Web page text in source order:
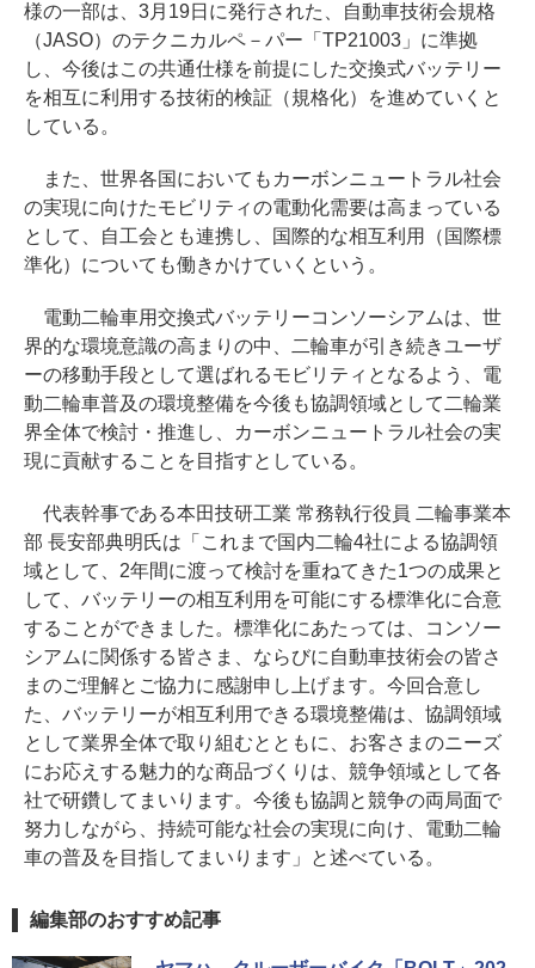
様の一部は、3月19日に発行された、自動車技術会規格
（JASO）のテクニカルペ－パー「TP21003」に準拠
し、今後はこの共通仕様を前提にした交換式バッテリー
を相互に利用する技術的検証（規格化）を進めていくと
している。
また、世界各国においてもカーボンニュートラル社会
の実現に向けたモビリティの電動化需要は高まっている
として、自工会とも連携し、国際的な相互利用（国際標
準化）についても働きかけていくという。
電動二輪車用交換式バッテリーコンソーシアムは、世
界的な環境意識の高まりの中、二輪車が引き続きユーザ
ーの移動手段として選ばれるモビリティとなるよう、電
動二輪車普及の環境整備を今後も協調領域として二輪業
界全体で検討・推進し、カーボンニュートラル社会の実
現に貢献することを目指すとしている。
代表幹事である本田技研工業 常務執行役員 二輪事業本
部 長安部典明氏は「これまで国内二輪4社による協調領
域として、2年間に渡って検討を重ねてきた1つの成果と
して、バッテリーの相互利用を可能にする標準化に合意
することができました。標準化にあたっては、コンソー
シアムに関係する皆さま、ならびに自動車技術会の皆さ
まのご理解とご協力に感謝申し上げます。今回合意し
た、バッテリーが相互利用できる環境整備は、協調領域
として業界全体で取り組むとともに、お客さまのニーズ
にお応えする魅力的な商品づくりは、競争領域として各
社で研鑽してまいります。今後も協調と競争の両局面で
努力しながら、持続可能な社会の実現に向け、電動二輪
車の普及を目指してまいります」と述べている。
編集部のおすすめ記事